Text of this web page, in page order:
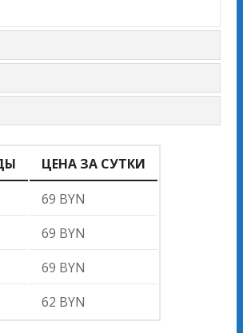
ЦЕНА ЗА СУТКИ
69 BYN
69 BYN
69 BYN
62 BYN